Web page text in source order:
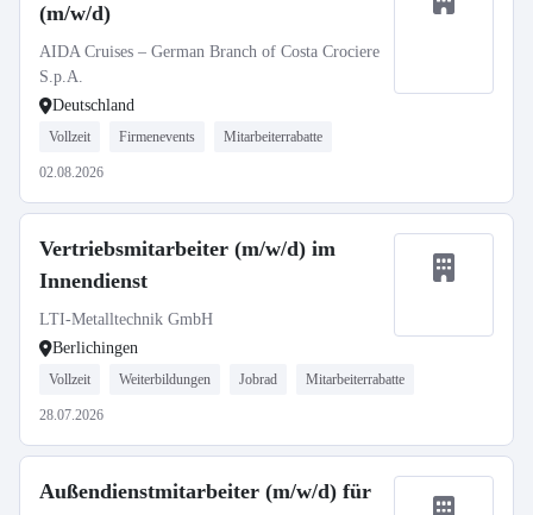
(m/w/d)
AIDA Cruises – German Branch of Costa Crociere
S.p.A.
Deutschland
Vollzeit Firmenevents Mitarbeiterrabatte
02.08.2026
Vertriebsmitarbeiter (m/w/d) im
Innendienst
LTI-Metalltechnik GmbH
Berlichingen
Vollzeit Weiterbildungen Jobrad Mitarbeiterrabatte
28.07.2026
Außendienstmitarbeiter (m/w/d) für